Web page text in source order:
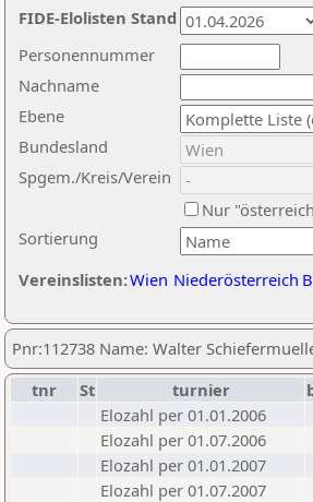
Nachname
Ebene
Sortierung
Personennummer
Bundesland
Spgem./Kreis/Verein
Nur
Vereinslisten:Wien Niederösterreich
FIDE-Elolisten Stand
Pnr:112738 Name: Walter
tnr
St turnier
Elozahl per 01.01.2006
Elozahl per 01.07.2006
Elozahl per 01.01.2007
Elozahl per 01.07.2007